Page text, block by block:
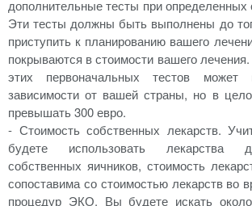
дополнительные тесты при определенных
Эти тесты должны быть выполнены до
приступить к планированию вашего
покрываются в стоимости вашего
этих первоначальных тестов может
зависимости от вашей страны, но в
превышать 300 евро.
- Стоимость собственных лекарств.
будете использовать лекарства
собственных яичников, стоимость
сопоставима со стоимостью лекарств во
процедур ЭКО. Вы будете искать